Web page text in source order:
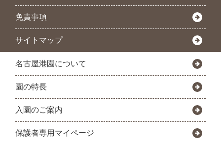
免責事項
サイトマップ
名古屋港園について
園の特長
入園のご案内
保護者専用マイページ